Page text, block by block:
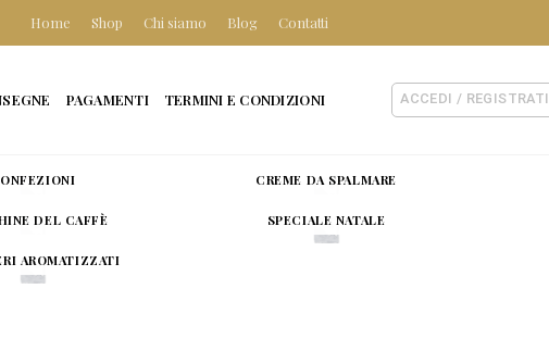
Home Shop Chi siamo Blog Contatti
PAGAMENTI TERMINI E CONDIZIONI ACCEDI / REGISTRATI
CREME DA SPALMARE
DEL CAFFÈ SPECIALE NATALE
AROMATIZZATI